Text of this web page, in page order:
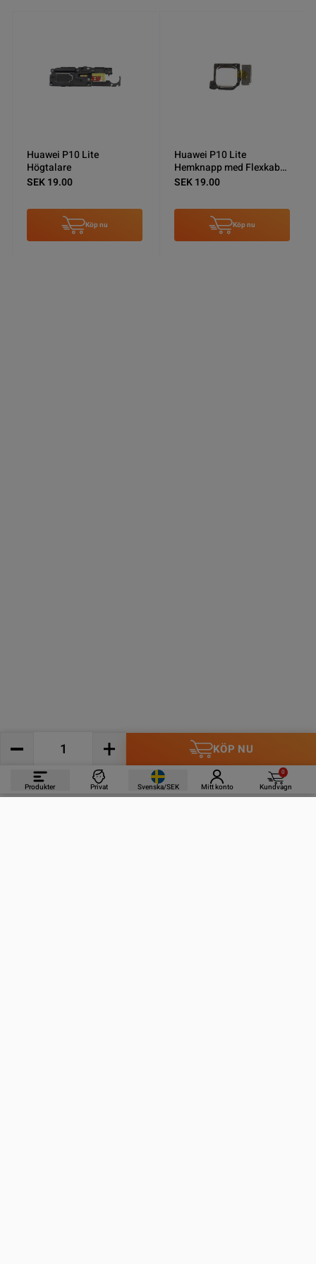
KÖP NU
Huawei P10 Lite
Högtalare
SEK 19.00
Köp nu
Huawei P10 Lite
Hemknapp med Flexkabel
- Vit
SEK 19.00
Köp nu
Produkter Privat Svenska/SEK Mitt konto
0
Kundvagn